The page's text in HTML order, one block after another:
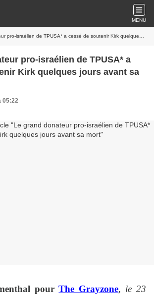
MENU
israélien de TPUSA* a cessé de soutenir Kirk quelques jours avant sa mort
pro-israélien de TPUSA* a
Kirk quelques jours avant sa
05:22
pourThe Grayzone, le 23